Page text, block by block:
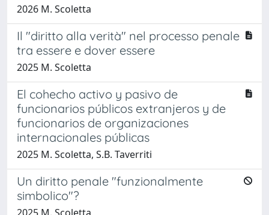
2026 M. Scoletta
Il "diritto alla verità" nel processo penale
tra essere e dover essere
2025 M. Scoletta
El cohecho activo y pasivo de
funcionarios públicos extranjeros y de
funcionarios de organizaciones
internacionales públicas
2025 M. Scoletta, S.B. Taverriti
Un diritto penale "funzionalmente
simbolico"?